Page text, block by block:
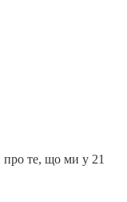
про те, що ми у 21